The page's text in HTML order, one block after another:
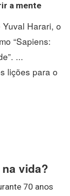
a mente
Harari, o
“Sapiens:
...
lições para o
vida?
70 anos